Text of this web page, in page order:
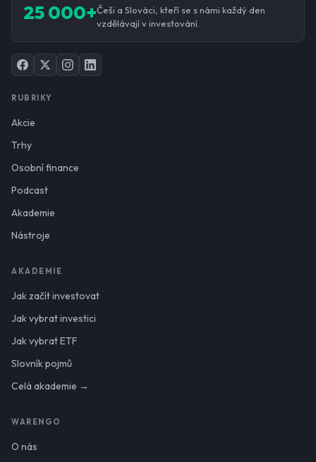
25 000+Češi a Slováci, kteří se s námi každý den
vzdělávají v investování.
RUBRIKY
Akcie
Trhy
Osobní finance
Podcast
Akademie
Nástroje
AKADEMIE
Jak začít investovat
Jak vybrat investici
Jak vybrat ETF
Slovník pojmů
Celá akademie →
WARENGO
O nás